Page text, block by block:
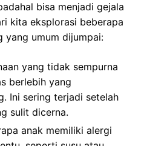
bisa menjadi gejala
kita eksplorasi beberapa
yang umum dijumpai:
yang tidak sempurna
berlebih yang
Ini sering terjadi setelah
sulit dicerna.
anak memiliki alergi